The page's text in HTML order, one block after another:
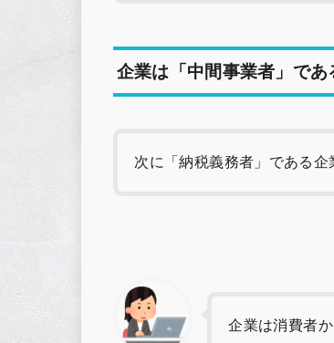
企業は「中間事業者」であ
次に「納税義務者」である企
企業は消費者